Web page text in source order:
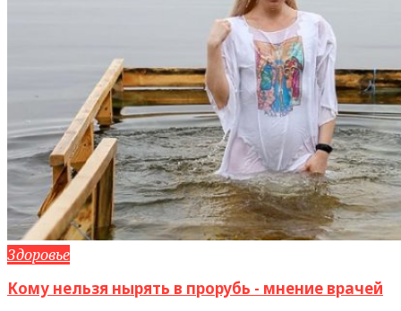
Здоровье
Кому нельзя нырять в прорубь - мнение врачей